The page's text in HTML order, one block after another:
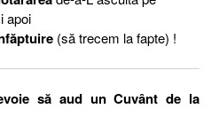
apoi
(să trecem la fapte) !
să aud un Cuvânt de la